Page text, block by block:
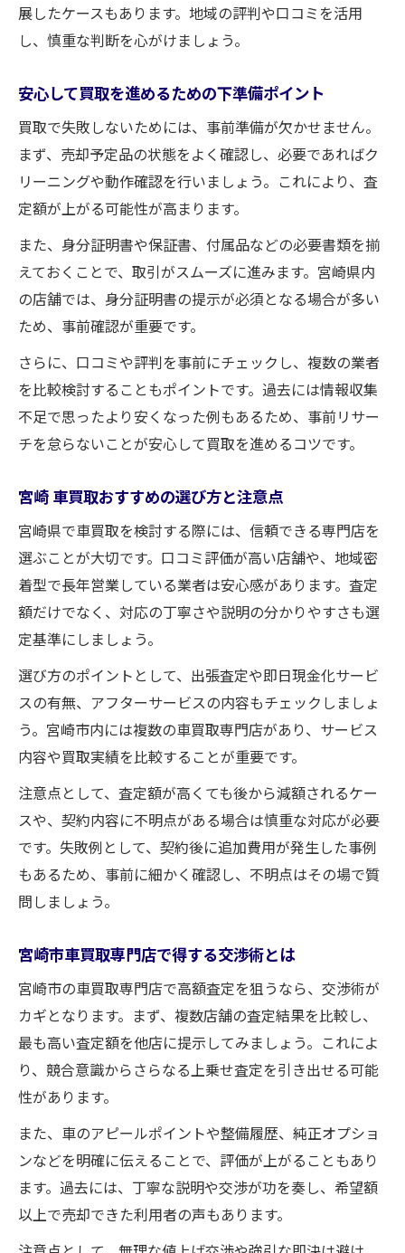
宮崎市車買取専門店で信頼できる店舗の選
口コミや宮崎カー ネクスト活用で安心査定
出張査定と店舗査定の違いと使い分け術
買取フェーズごとの必要書類と手続き確認
納得の宮崎県買取体験をかなえる方法
宮崎県で買取満足度を高める流れとコツ
信頼できる買取業者選びで後悔しない方法
口コミやネクステージ宮崎北店クチコミ活
用術
買取フェーズごとに知るべき注意ポイント
高く売れる査定相場の見極め方と実践例
高く売るための買取フェーズ徹底解説
買取フェーズ別に高価売却を実現する方法
宮崎県で買取を高く売るコツを解説
宮崎 県ネクステージなど口コミ活用の極意
イス
納得できる買取価格を引き出す準備術
展したケースもあります。地域の評判や口コミを活用
し、慎重な判断を心がけましょう。
安心して買取を進めるための下準備ポイント
買取で失敗しないためには、事前準備が欠かせません。
まず、売却予定品の状態をよく確認し、必要であればク
リーニングや動作確認を行いましょう。これにより、査
定額が上がる可能性が高まります。
また、身分証明書や保証書、付属品などの必要書類を揃
えておくことで、取引がスムーズに進みます。宮崎県内
の店舗では、身分証明書の提示が必須となる場合が多い
ため、事前確認が重要です。
さらに、口コミや評判を事前にチェックし、複数の業者
を比較検討することもポイントです。過去には情報収集
不足で思ったより安くなった例もあるため、事前リサー
チを怠らないことが安心して買取を進めるコツです。
宮崎 車買取おすすめの選び方と注意点
宮崎県で車買取を検討する際には、信頼できる専門店を
選ぶことが大切です。口コミ評価が高い店舗や、地域密
着型で長年営業している業者は安心感があります。査定
額だけでなく、対応の丁寧さや説明の分かりやすさも選
定基準にしましょう。
選び方のポイントとして、出張査定や即日現金化サービ
スの有無、アフターサービスの内容もチェックしましょ
う。宮崎市内には複数の車買取専門店があり、サービス
内容や買取実績を比較することが重要です。
注意点として、査定額が高くても後から減額されるケー
スや、契約内容に不明点がある場合は慎重な対応が必要
です。失敗例として、契約後に追加費用が発生した事例
もあるため、事前に細かく確認し、不明点はその場で質
問しましょう。
宮崎市車買取専門店で得する交渉術とは
宮崎市の車買取専門店で高額査定を狙うなら、交渉術が
カギとなります。まず、複数店舗の査定結果を比較し、
最も高い査定額を他店に提示してみましょう。これによ
り、競合意識からさらなる上乗せ査定を引き出せる可能
性があります。
また、車のアピールポイントや整備履歴、純正オプショ
ンなどを明確に伝えることで、評価が上がることもあり
ます。過去には、丁寧な説明や交渉が功を奏し、希望額
以上で売却できた利用者の声もあります。